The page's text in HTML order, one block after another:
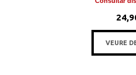
VEURE